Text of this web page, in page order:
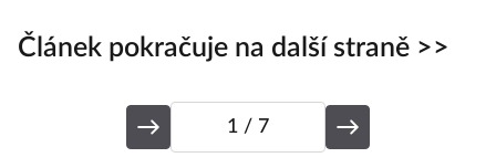
Článek pokračuje na další straně >>
1 / 7